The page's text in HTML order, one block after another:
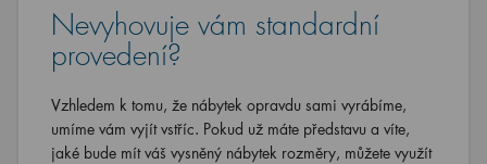
Nevyhovuje vám standardní
provedení?
Vzhledem k tomu, že nábytek opravdu sami vyrábíme,
umíme vám vyjít vstříc. Pokud už máte představu a víte,
jaké bude mít váš vysněný nábytek rozměry, můžete využít